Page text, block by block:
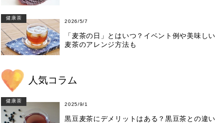
健康茶
2026/5/7
「麦茶の日」とはいつ？イベント例や美味しい
麦茶のアレンジ方法も
人気コラム
健康茶
2025/9/1
黒豆麦茶にデメリットはある？黒豆茶との違い